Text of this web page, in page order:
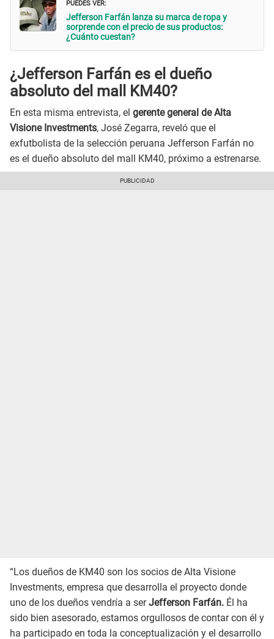
Jefferson Farfán lanza su marca de ropa y
sorprende con el precio de sus productos:
¿Cuánto cuestan?
¿Jefferson Farfán es el dueño
absoluto del mall KM40?
En esta misma entrevista, el gerente general de Alta
Visione Investments, José Zegarra, reveló que el
exfutbolista de la selección peruana Jefferson Farfán no
es el dueño absoluto del mall KM40, próximo a estrenarse.
“Los dueños de KM40 son los socios de Alta Visione
Investments, empresa que desarrolla el proyecto donde
uno de los dueños vendría a serJefferson Farfán. Él ha
sido bien asesorado, estamos orgullosos de contar con él y
ha participado en toda la conceptualización y el desarrollo